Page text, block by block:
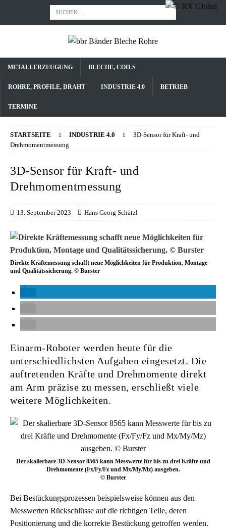
METALLERZEUGUNG BLECHE, COILS
ROHRE, PROFILE, DRAHT INDUSTRIE 4.0 BETRIEB
TERMINE
STARTSEITE INDUSTRIE 4.0
3D-Sensor für Kraft- und
Drehmomentmessung
3D-Sensor für Kraft- und
Drehmomentmessung
13. September 2023 Hans Georg Schätzl
Direkte Kräftemessung schafft neue Möglichkeiten für Produktion, Montage
und Qualitätssicherung. © Burster
Einarm-Roboter werden heute für die
unterschiedlichsten Aufgaben eingesetzt. Die
auftretenden Kräfte und Drehmomente direkt
am Arm präzise zu messen, erschließt viele
weitere Möglichkeiten.
Der skalierbare 3D-Sensor 8565 kann Messwerte für bis zu drei Kräfte und
Drehmomente (Fx/Fy/Fz und Mx/My/Mz) ausgeben.
© Burster
Bei Bestückungsprozessen beispielsweise können aus den
Messwerten Rückschlüsse auf die richtigen Teile, deren
Positionierung und die korrekte Bestückung getroffen werden.